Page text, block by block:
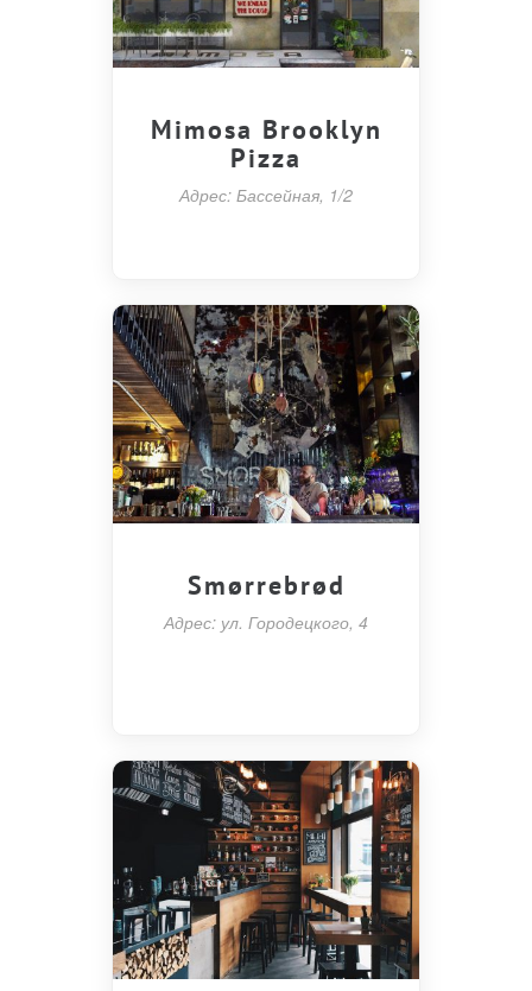
Mimosa Brooklyn
Pizza
Адрес: Бассейная, 1/2
Smørrebrød
Адрес: ул. Городецкого, 4